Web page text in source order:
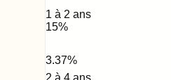
1 à 2 ans
15%
3.37%